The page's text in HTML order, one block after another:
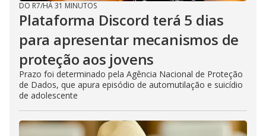
DO R7/HÁ 31 MINUTOS
Plataforma Discord terá 5 dias
para apresentar mecanismos de
proteção aos jovens
Prazo foi determinado pela Agência Nacional de Proteção
de Dados, que apura episódio de automutilação e suicídio
de adolescente